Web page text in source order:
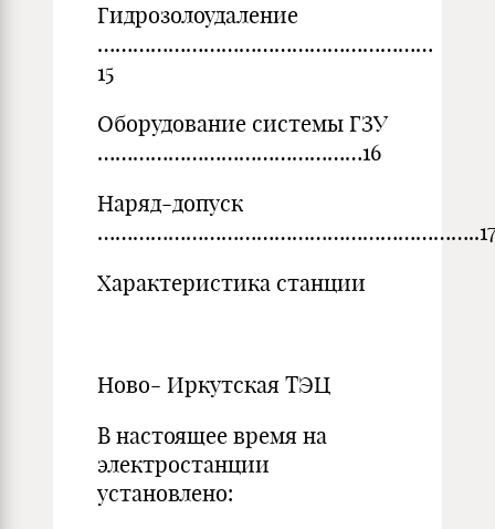
Гидрозолоудаление
…………………………………………………
15
Оборудование системы ГЗУ
………………………………………16
Наряд-допуск
………………………………………………………..17
Характеристика станции
Ново- Иркутская ТЭЦ
В настоящее время на
электростанции
установлено: